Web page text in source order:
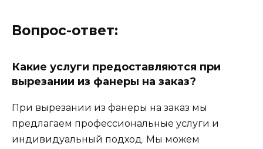
Вопрос-ответ:
Какие услуги предоставляются при
вырезании из фанеры на заказ?
При вырезании из фанеры на заказ мы
предлагаем профессиональные услуги и
индивидуальный подход. Мы можем